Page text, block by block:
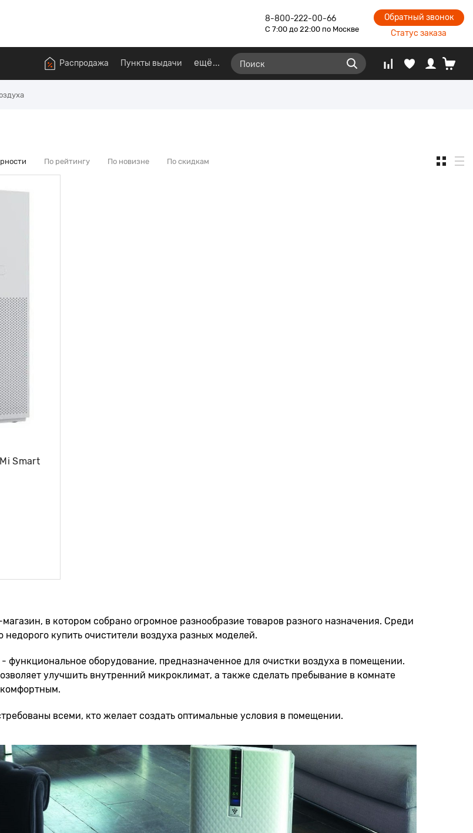
8-800-222-00-66
С 7:00 до 22:00 по Москве
Обратный звонок
Статус заказа
Распродажа Пункты выдачи ещё
По рейтингу По новизне По скидкам
Smart
в котором собрано огромное разнообразие товаров разного назначения. Среди
недорого купить очистители воздуха разных моделей.
функциональное оборудование, предназначенное для очистки воздуха в помещении.
улучшить внутренний микроклимат, а также сделать пребывание в комнате
всеми, кто желает создать оптимальные условия в помещении.